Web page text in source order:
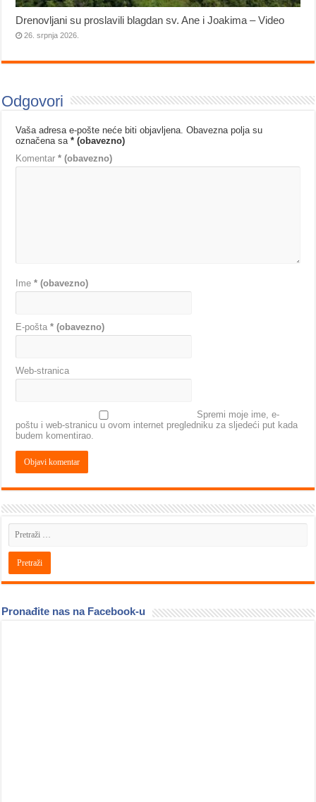
Drenovljani su proslavili blagdan sv. Ane i Joakima – Video
26. srpnja 2026.
Odgovori
Vaša adresa e-pošte neće biti objavljena. Obavezna polja su
označena sa* (obavezno)
Komentar* (obavezno)
Ime* (obavezno)
E-pošta* (obavezno)
Web-stranica
Spremi moje ime, e-
poštu i web-stranicu u ovom internet pregledniku za sljedeći put kada
budem komentirao.
Pronađite nas na Facebook-u